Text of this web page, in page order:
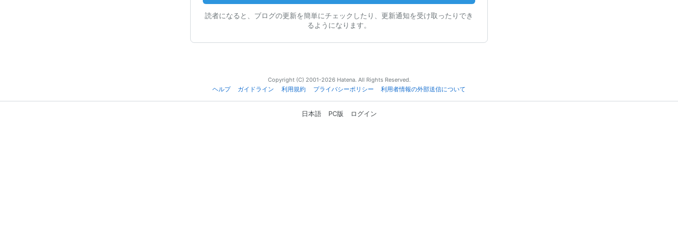
読者になると、ブログの更新を簡単にチェックしたり、更新通知を受け取ったりでき
るようになります。
Copyright (C) 2001-2026 Hatena. All Rights Reserved.
ヘルプ
ガイドライン 利用規約 プライバシーポリシー 利用者情報の外部送信について
日本語 PC版 ログイン